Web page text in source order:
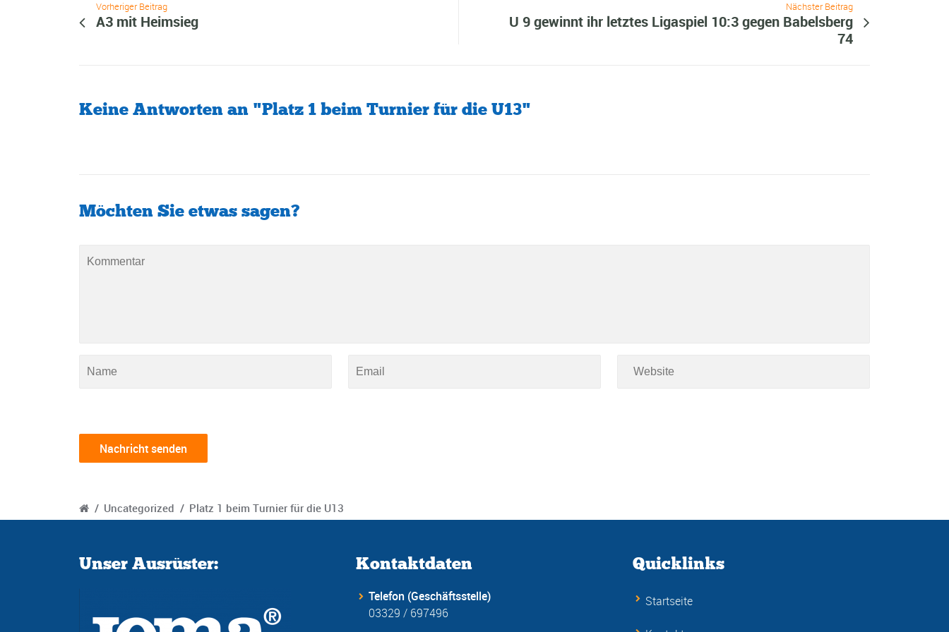
Vorheriger Beitrag
A3 mit Heimsieg
Nächster Beitrag
U 9 gewinnt ihr letztes Ligaspiel 10:3 gegen Babelsberg
74
Keine Antworten an "Platz 1 beim Turnier für die U13"
Möchten Sie etwas sagen?
/ Uncategorized / Platz 1 beim Turnier für die U13
Unser Ausrüster: Kontaktdaten
Telefon (Geschäftsstelle)
03329 / 697496
Quicklinks
Startseite